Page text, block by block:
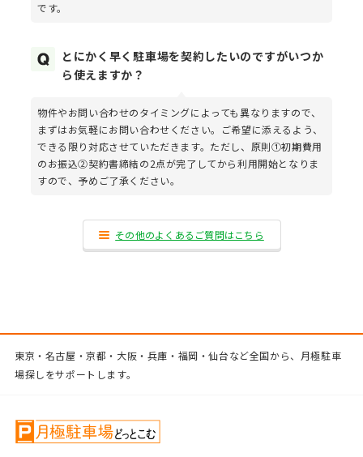
です。
とにかく早く駐車場を契約したいのですがいつか
ら使えますか？
物件やお問い合わせのタイミングによっても異なりますので、
まずはお気軽にお問い合わせください。ご希望に添えるよう、
できる限り対応させていただきます。ただし、原則①初期費用
のお振込②契約書締結の2点が完了してから利用開始となりま
すので、予めご了承ください。
その他のよくあるご質問はこちら
東京・名古屋・京都・大阪・兵庫・福岡・仙台など全国から、月極駐車
場探しをサポートします。